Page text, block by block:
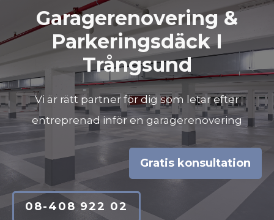
Garagerenovering &
Parkeringsdäck I
Trångsund
Vi är rätt partner för dig som letar efter
entreprenad inför en garagerenovering
Gratis konsultation
08-408 922 02